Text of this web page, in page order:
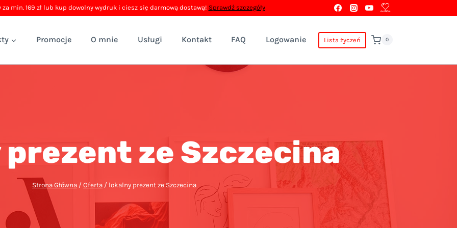
za min. 169 zł lub kup dowolny wydruk i ciesz się darmową dostawą! Sprawdź szczegóły
Promocje O mnie Usługi Kontakt FAQ Logowanie Lista życzeń 0
ze Szczecina
Strona Główna / Oferta / lokalny prezent ze Szczecina